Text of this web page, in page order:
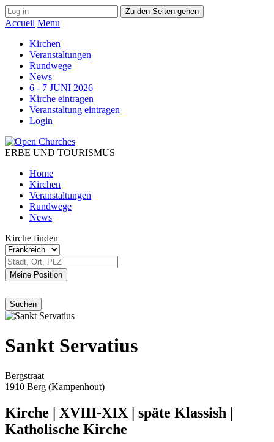
Zu den Seiten gehen
Accueil Menu
Kirchen
Veranstaltungen
Rundwege
News
6 - 7 JUNI 2026
Kirche eintragen
Veranstaltung eintragen
Login
ERBE UND TOURISMUS
Home
Kirchen
Veranstaltungen
Rundwege
News
Kirche finden
Meine Position
Sankt Servatius
Bergstraat
1910 Berg (Kampenhout)
Kirche | XVIII-XIX | späte Klassish |
Katholische Kirche